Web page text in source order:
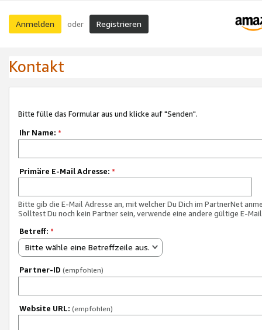
Anmelden oder Registrieren
Kontakt
Bitte fülle das Formular aus und klicke auf "Senden".
Ihr Name: *
Primäre E-Mail Adresse: *
Bitte gib die E-Mail Adresse an, mit welcher Du Dich im PartnerNet
Solltest Du noch kein Partner sein, verwende eine andere gültige E-
Betreff: *
Bitte wähle eine Betreffzeile aus.
Partner-ID (empfohlen)
Website URL: (empfohlen)